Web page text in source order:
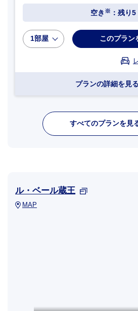
空き ※ ：残り5
1部屋 このプラン
プランの詳細を見る
すべてのプランを見
ル・ベール蔵王
MAP